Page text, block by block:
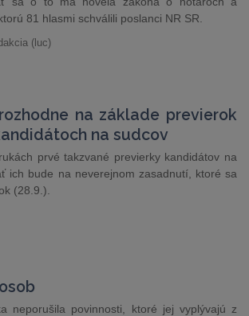
81 hlasmi schválili poslanci NR SR.
(luc)
na základe previerok
na sudcov
prvé takzvané previerky kandidátov na
ich bude na neverejnom zasadnutí, ktoré sa
(28.9.).
neporušila povinnosti, ktoré jej vyplývajú z